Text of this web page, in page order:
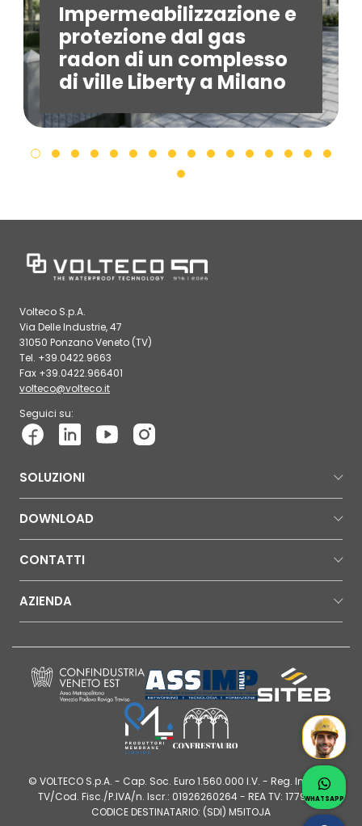
Impermeabilizzazione e
protezione dal gas
radon di un complesso
di ville Liberty a Milano
Volteco S.p.A.
Via Delle Industrie, 47
31050 Ponzano Veneto (TV)
Tel. +39.0422.9663
Fax +39.0422.966401
volteco@volteco.it
Seguici su:
SOLUZIONI
DOWNLOAD
CONTATTI
AZIENDA
© VOLTECO S.p.A. - Cap. Soc. Euro 1.560.000 I.V. - Reg. Imprese
TV/Cod. Fisc./P.IVA/n. Iscr.: 01926260264 - REA TV: 177980 |
CODICE DESTINATARIO: (SDI) M5ITOJA
Mr
WHATSAPP